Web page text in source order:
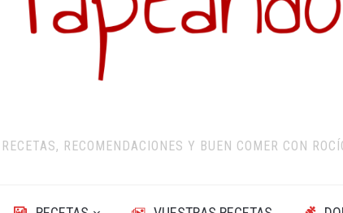
RECETAS, RECOMENDACIONES Y BUEN COMER CON